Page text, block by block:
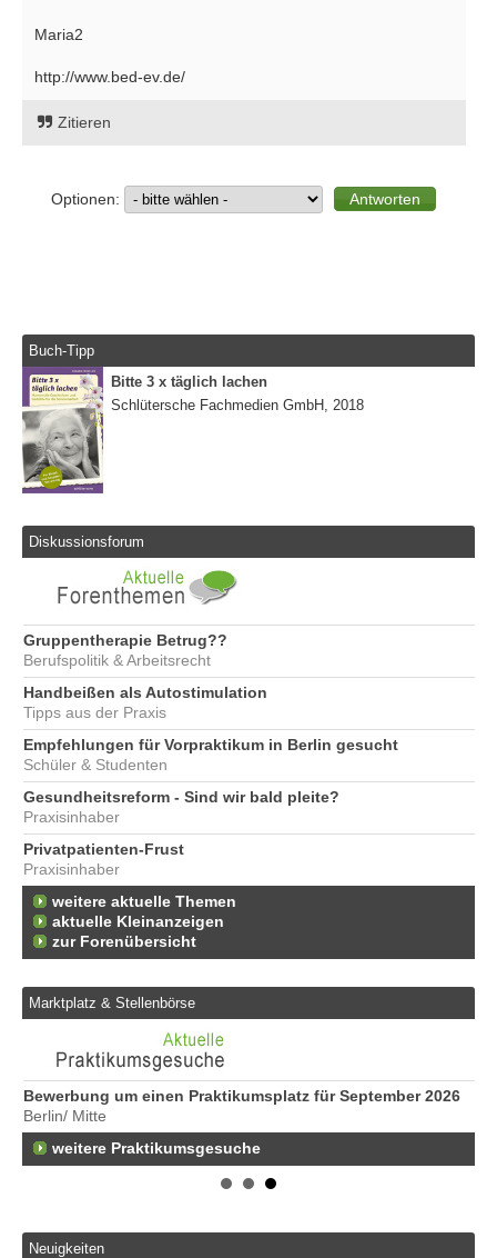
Maria2
http://www.bed-ev.de/
Zitieren
Optionen:
Buch-Tipp
Bitte 3 x täglich lachen
Schlütersche Fachmedien GmbH, 2018
Diskussionsforum
Gruppentherapie Betrug??
Berufspolitik & Arbeitsrecht
Handbeißen als Autostimulation
Tipps aus der Praxis
Empfehlungen für Vorpraktikum in Berlin gesucht
Schüler & Studenten
Gesundheitsreform - Sind wir bald pleite?
Praxisinhaber
Privatpatienten-Frust
Praxisinhaber
weitere aktuelle Themen
aktuelle Kleinanzeigen
zur Forenübersicht
Marktplatz & Stellenbörse
Bewerbung um einen Praktikumsplatz für September 2026
Berlin/ Mitte
weitere Praktikumsgesuche
Neuigkeiten